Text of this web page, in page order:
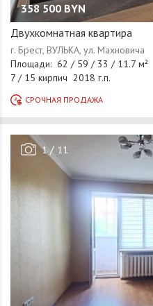
358 500 BYN
Двухкомнатная квартира
1/ 11